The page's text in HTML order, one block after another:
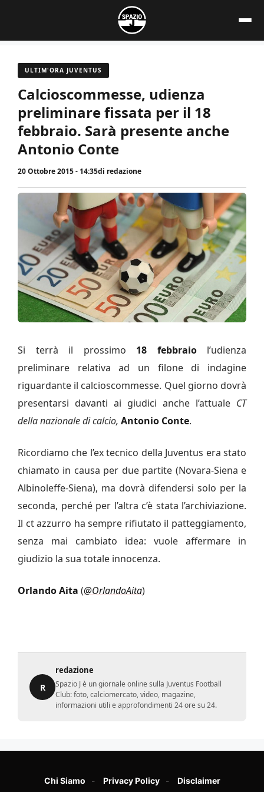
contenuto
ULTIM'ORA JUVENTUS
Calcioscommesse, udienza
preliminare fissata per il 18
febbraio. Sarà presente anche
Antonio Conte
20 Ottobre 2015 - 14:35di redazione
Si terrà il prossimo 18 febbraiol’udienza
preliminare relativa ad un filone di indagine
riguardante il calcioscommesse. Quel giorno dovrà
presentarsi davanti ai giudici anche l’attuale CT
della nazionale di calcio, Antonio Conte.
Ricordiamo che l’ex tecnico della Juventus era stato
chiamato in causa per due partite (Novara-Siena e
Albinoleffe-Siena), ma dovrà difendersi solo per la
seconda, perché per l’altra c’è stata l’archiviazione.
Il ct azzurro ha sempre rifiutato il patteggiamento,
senza mai cambiato idea: vuole affermare in
giudizio la sua totale innocenza.
Orlando Aita (@OrlandoAita)
R
redazione
Spazio J è un giornale online sulla Juventus Football
Club: foto, calciomercato, video, magazine,
informazioni utili e approfondimenti 24 ore su 24.
Chi Siamo Privacy Policy Disclaimer